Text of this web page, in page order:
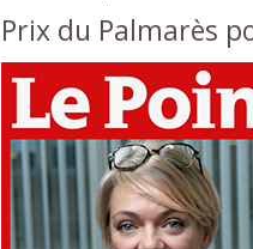
Prix du Palmarès